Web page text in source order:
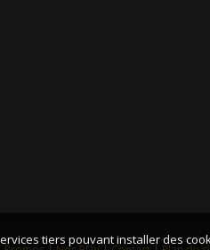
tiers pouvant installer des